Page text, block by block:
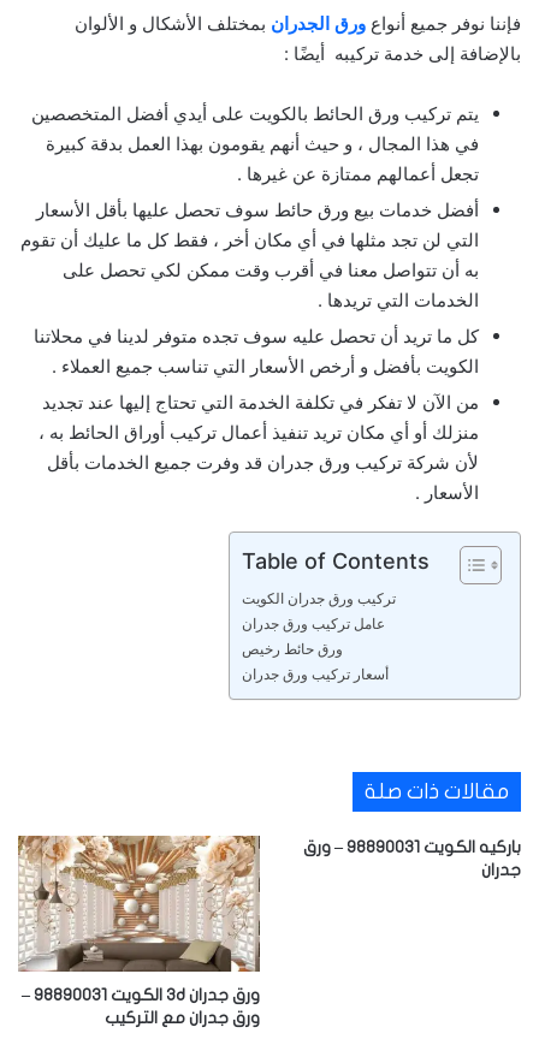
فإننا نوفر جميع أنواع ورق الجدران بمختلف الأشكال و الألوان
بالإضافة إلى خدمة تركيبه أيضًا :
يتم تركيب ورق الحائط بالكويت على أيدي أفضل المتخصصين
في هذا المجال ، و حيث أنهم يقومون بهذا العمل بدقة كبيرة
تجعل أعمالهم ممتازة عن غيرها .
أفضل خدمات بيع ورق حائط سوف تحصل عليها بأقل الأسعار
التي لن تجد مثلها في أي مكان أخر ، فقط كل ما عليك أن تقوم
به أن تتواصل معنا في أقرب وقت ممكن لكي تحصل على
الخدمات التي تريدها .
كل ما تريد أن تحصل عليه سوف تجده متوفر لدينا في محلاتنا
الكويت بأفضل و أرخص الأسعار التي تناسب جميع العملاء .
من الآن لا تفكر في تكلفة الخدمة التي تحتاج إليها عند تجديد
منزلك أو أي مكان تريد تنفيذ أعمال تركيب أوراق الحائط به ،
لأن شركة تركيب ورق جدران قد وفرت جميع الخدمات بأقل
الأسعار .
Table of Contents
تركيب ورق جدران الكويت
عامل تركيب ورق جدران
ورق حائط رخيص
أسعار تركيب ورق جدران
مقالات ذات صلة
باركيه الكويت 98890031 – ورق
جدران
ورق جدران 3d الكويت 98890031 –
ورق جدران مع التركيب